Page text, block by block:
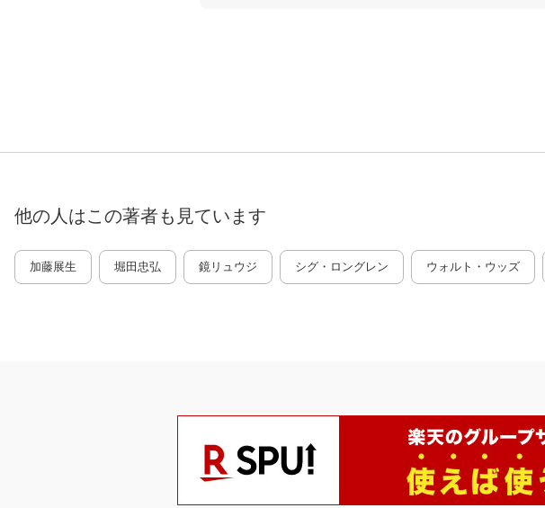
ーンの好転反応 人を癒やすと石は変化する ●第5章 パワーストーンに
よる除霊 パワーストーンで人霊をあぶり出す パワーストーンで人霊を
5）夫のDVに苦しむ前世と幽霊 ●第6章 人外魔境に棲む存在を浄化す
る 人外魔境の存在とは何か バクテリアとウイルスーー人霊と魔物で
他の人はこの著者も見ています
加藤展生 堀田忠弘 鏡リュウジ シグ・ロングレン ウォルト・ウッズ